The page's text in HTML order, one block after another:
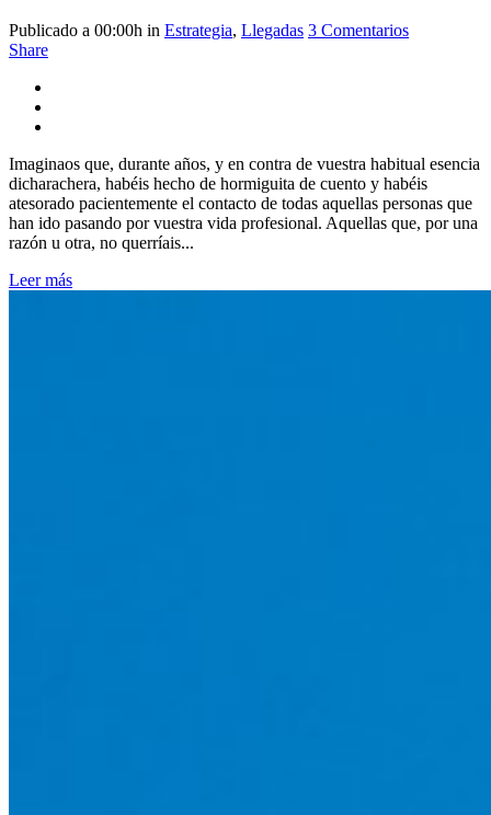
Publicado a 00:00h in Estrategia, Llegadas 3 Comentarios
Share
Imaginaos que, durante años, y en contra de vuestra habitual esencia
dicharachera, habéis hecho de hormiguita de cuento y habéis
atesorado pacientemente el contacto de todas aquellas personas que
han ido pasando por vuestra vida profesional. Aquellas que, por una
razón u otra, no querríais...
Leer más